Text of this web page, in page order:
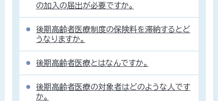
の加入の届出が必要ですか。
後期高齢者医療制度の保険料を滞納するとど
うなりますか。
後期高齢者医療とはなんですか。
後期高齢者医療の対象者はどのような人です
か。